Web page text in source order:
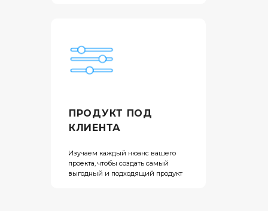
ПРОДУКТ ПОД
КЛИЕНТА
Изучаем каждый нюанс вашего
проекта, чтобы создать самый
выгодный и подходящий продукт